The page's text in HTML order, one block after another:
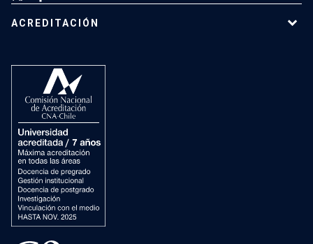
ACREDITACIÓN